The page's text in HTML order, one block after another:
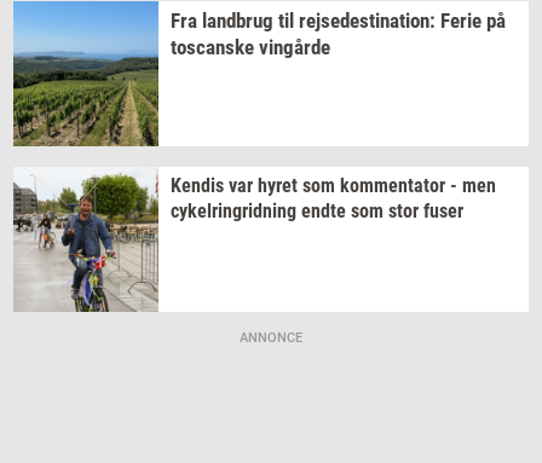
Fra land­brug til rej­se­desti­na­tion: Ferie på
toscan­ske vin­går­de
Ken­dis var hyret som kom­men­ta­tor - men
cy­kel­rin­grid­ning endte som stor fuser
ANNONCE